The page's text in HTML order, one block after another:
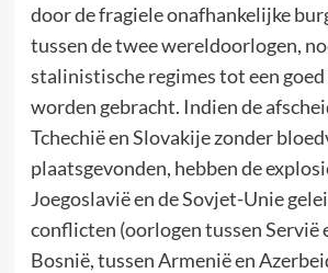
door de fragiele onafhankelijke
tussen de twee wereldoorlogen,
stalinistische regimes tot een goed
worden gebracht. Indien de
Tchechië en Slovakije zonder
plaatsgevonden, hebben de
Joegoslavië en de Sovjet-Unie
conflicten (oorlogen tussen Servië
Bosnië, tussen Armenië en